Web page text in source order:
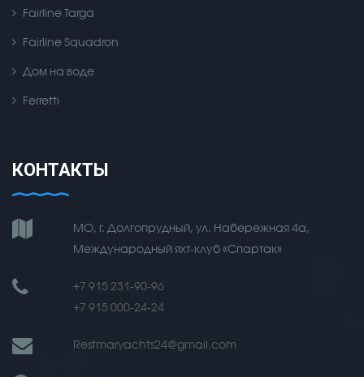
Fairline Targa
Fairline Squadron
Дом на воде
Ferretti
КОНТАКТЫ
МО, г. Долгопрудный, ул. Набережная 4а,
Международный яхт-клуб «Спартак»
+7 915 231-90-96
+7 915 000-24-24
Restmaryachts24@gmail.com